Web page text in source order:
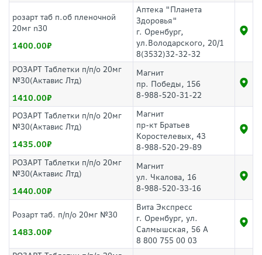
розарт таб п.об пленочной
20мг n30
1400.00
Аптека "Планета
Здоровья"
г. Оренбург,
ул.Володарского, 20/1
8(3532)32-32-32
РОЗАРТ Таблетки п/п/о 20мг
№30(Актавис Лтд)
1410.00
Магнит
пр. Победы, 156
8-988-520-31-22
РОЗАРТ Таблетки п/п/о 20мг
№30(Актавис Лтд)
1435.00
Магнит
пр-кт Братьев
Коростелевых, 43
8-988-520-29-89
РОЗАРТ Таблетки п/п/о 20мг
№30(Актавис Лтд)
1440.00
Магнит
ул. Чкалова, 16
8-988-520-33-16
Розарт таб. п/п/о 20мг №30
1483.00
Вита Экспресс
г. Оренбург, ул.
Салмышская, 56 А
8 800 755 00 03